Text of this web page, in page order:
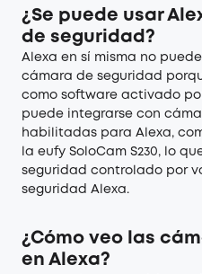
¿Se puede usar
de seguridad?
Alexa en sí misma no
cámara de seguridad
como software activado
puede integrarse con
habilitadas para Alexa,
la eufy SoloCam S230, lo
seguridad controlado por
seguridad Alexa.
¿Cómo veo las
en Alexa?